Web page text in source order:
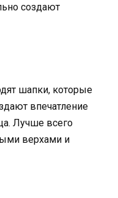
создают
шапки, которые
впечатление
Лучше всего
верхами и